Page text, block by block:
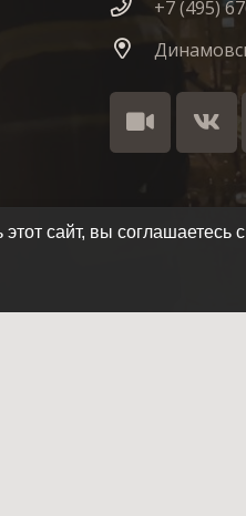
+7 (495)
сайт, вы соглашаетесь